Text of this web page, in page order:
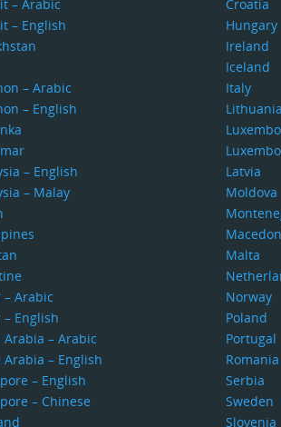
– Arabic
– English
– Arabic
– English
– English
– Malay
– Arabic
– English
Arabia – Arabic
Arabia – English
– English
– Chinese
Croatia
Hungary
Ireland
Iceland
Italy
Lithuania
Latvia
Moldova
Malta
Norway
Poland
Portugal
Romania
Serbia
Sweden
Slovenia